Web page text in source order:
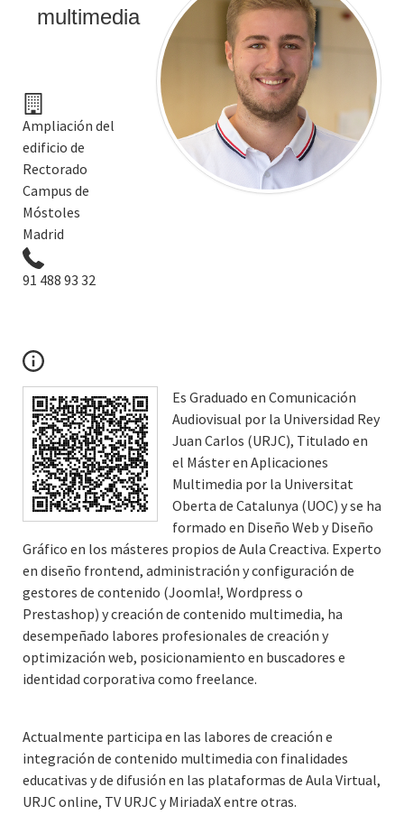
multimedia
Ampliación del
edificio de
Rectorado
Campus de
Móstoles
Madrid
91 488 93 32
Es Graduado en Comunicación
Audiovisual por la Universidad Rey
Juan Carlos (URJC), Titulado en
el Máster en Aplicaciones
Multimedia por la Universitat
Oberta de Catalunya (UOC) y se ha
formado en Diseño Web y Diseño
Gráfico en los másteres propios de Aula Creactiva. Experto
en diseño frontend, administración y configuración de
gestores de contenido (Joomla!, Wordpress o
Prestashop) y creación de contenido multimedia, ha
desempeñado labores profesionales de creación y
optimización web, posicionamiento en buscadores e
identidad corporativa como freelance.
Actualmente participa en las labores de creación e
integración de contenido multimedia con finalidades
educativas y de difusión en las plataformas de Aula Virtual,
URJC online, TV URJC y MiriadaX entre otras.